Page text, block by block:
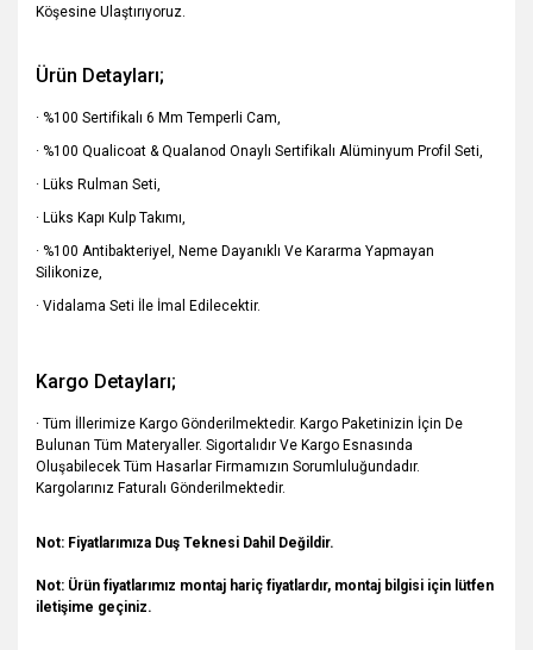
Köşesine Ulaştırıyoruz.
Ürün Detayları;
· %100 Sertifikalı 6 Mm Temperli Cam,
· %100 Qualicoat & Qualanod Onaylı Sertifikalı Alüminyum Profil Seti,
· Lüks Rulman Seti,
· Lüks Kapı Kulp Takımı,
· %100 Antibakteriyel, Neme Dayanıklı Ve Kararma Yapmayan
Silikonize,
· Vidalama Seti İle İmal Edilecektir.
Kargo Detayları;
· Tüm İllerimize Kargo Gönderilmektedir. Kargo Paketinizin İçin De
Bulunan Tüm Materyaller. Sigortalıdır Ve Kargo Esnasında
Oluşabilecek Tüm Hasarlar Firmamızın Sorumluluğundadır.
Kargolarınız Faturalı Gönderilmektedir.
Not: Fiyatlarımıza Duş Teknesi Dahil Değildir.
Not: Ürün fiyatlarımız montaj hariç fiyatlardır, montaj bilgisi için lütfen
iletişime geçiniz.